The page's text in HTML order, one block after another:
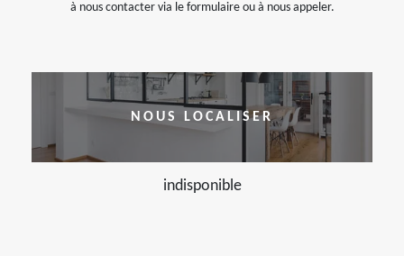
à nous contacter via le formulaire ou à nous appeler.
NOUS LOCALISER
indisponible